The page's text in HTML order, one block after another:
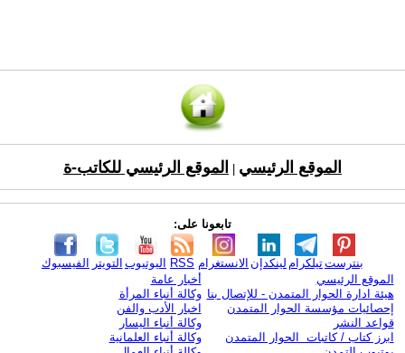
الموقع الرئيسي الموقع الرئيسي للكاتب-ة
تابعونا على:
الفيسبوك التويتر اليوتيوب RSS الانستغرام لينكدإن تيلكرامبنترست
الموقع الرئيسي
هيئة ادارة الحوار المتمدن - للإتصال بنا
إحصائيات مؤسسة الحوار المتمدن
قواعد النشر
ابرز كتاب / كاتبات الحوار المتمدن
أخبار عامة
وكالة أنباء المرأة
اخبار الأدب والفن
وكالة أنباء اليسار
وكالة أنباء العلمانية